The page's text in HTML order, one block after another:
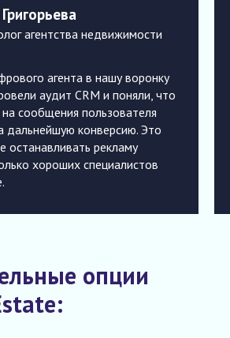
агентства недвижимости
агента в нашу воронку
аудит CRM и поняли, что
сообщения пользователя
дальнейшую конверсию. Это
останавливать рекламу
хороших специалистов
опции